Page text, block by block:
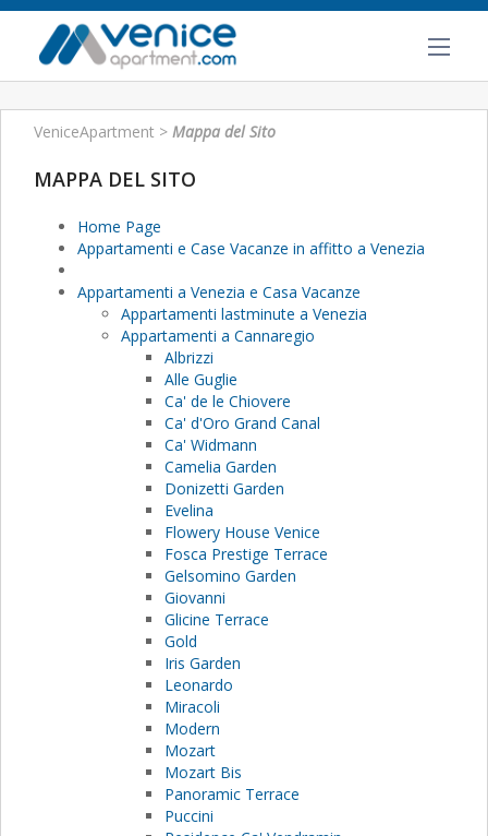
VeniceApartment > Mappa del Sito
MAPPA DEL SITO
Home Page
Appartamenti e Case Vacanze in affitto a Venezia
Appartamenti a Venezia e Casa Vacanze
Appartamenti lastminute a Venezia
Appartamenti a Cannaregio
Albrizzi
Alle Guglie
Ca' de le Chiovere
Ca' d'Oro Grand Canal
Ca' Widmann
Camelia Garden
Donizetti Garden
Evelina
Flowery House Venice
Fosca Prestige Terrace
Gelsomino Garden
Giovanni
Glicine Terrace
Gold
Iris Garden
Leonardo
Miracoli
Modern
Mozart
Mozart Bis
Panoramic Terrace
Puccini